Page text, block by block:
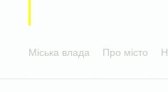
Міська влада Про місто